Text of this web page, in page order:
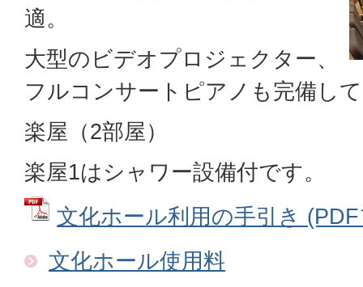
適。
大型のビデオプロジェクター、
フルコンサートピアノも完備し
楽屋（2部屋）
楽屋1はシャワー設備付です。
文化ホール利用の手引き
文化ホール使用料